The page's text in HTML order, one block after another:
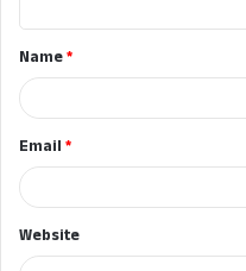
t
*Name*
Email*
Website